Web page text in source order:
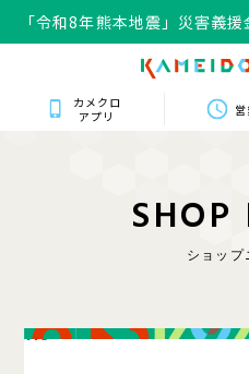
「令和8年熊本地震」災害義
カメクロ
アプリ
SHOP
ショップ
118